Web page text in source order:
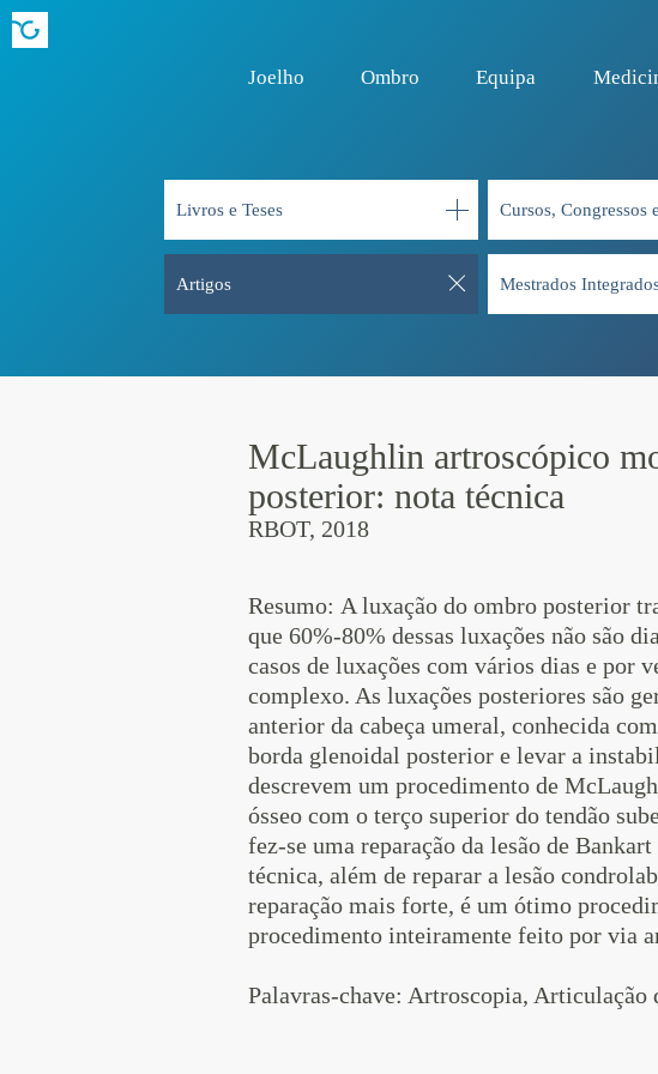
Joelho Ombro Equipa
Livros e Teses Cursos, Congressos
Artigos Mestrados
McLaughlin artroscópico
posterior: nota técnica
RBOT, 2018
Resumo: A luxação do ombro posterior
que 60%-80% dessas luxações não são
casos de luxações com vários dias e por
complexo. As luxações posteriores são
anterior da cabeça umeral, conhecida
borda glenoidal posterior e levar a
descrevem um procedimento de
ósseo com o terço superior do tendão
fez-se uma reparação da lesão de
técnica, além de reparar a lesão
reparação mais forte, é um ótimo
procedimento inteiramente feito por via
Palavras-chave: Artroscopia, Articulação